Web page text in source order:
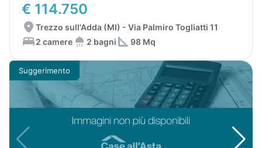
€ 114.750
Trezzo sull'Adda (MI) - Via Palmiro Togliatti 11
2 camere
2 bagni 98 Mq
Suggerimento